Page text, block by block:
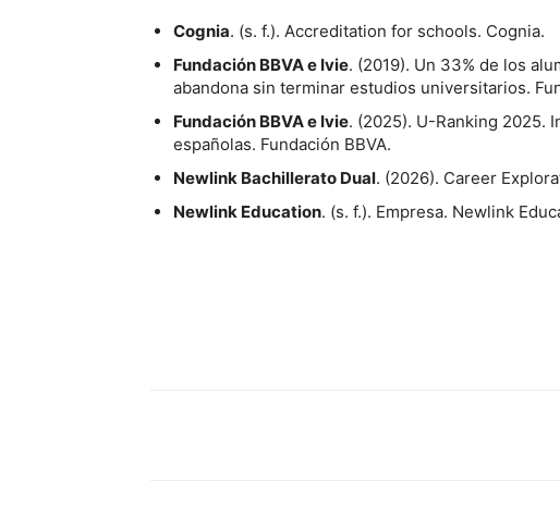
Cognia. (s. f.). Accreditation for schools. Cognia.
Fundación BBVA e Ivie. (2019). Un 33% de los
abandona sin terminar estudios universitarios.
Fundación BBVA e Ivie. (2025). U-Ranking 2025.
españolas. Fundación BBVA.
Newlink Bachillerato Dual. (2026). Career
Newlink Education. (s. f.). Empresa. Newlink